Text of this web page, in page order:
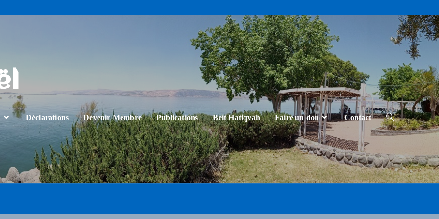
Déclarations Devenir Membre Publications Beit Hatiqvah Faire un don Contact